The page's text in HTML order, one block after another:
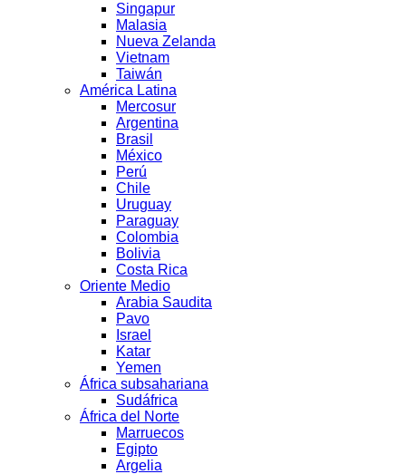
Singapur
Malasia
Nueva Zelanda
Vietnam
Taiwán
América Latina
Mercosur
Argentina
Brasil
México
Perú
Chile
Uruguay
Paraguay
Colombia
Bolivia
Costa Rica
Oriente Medio
Arabia Saudita
Pavo
Israel
Katar
Yemen
África subsahariana
Sudáfrica
África del Norte
Marruecos
Egipto
Argelia